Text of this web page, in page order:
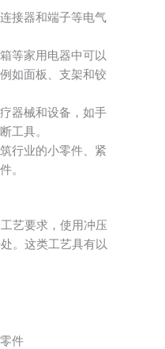
接器和端子等电气
等家用电器中可以
如面板、支架和铰
器械和设备，如手
工具。
行业的小零件、紧
。
艺要求，使用冲压
。这类工艺具有以
件